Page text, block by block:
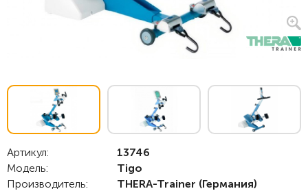
Артикул:
13746
Модель:
Tigo
Производитель:
THERA-Trainer (Германия)